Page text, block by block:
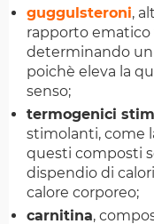
guggulsteroni,
rapporto ematico
determinando
poichè eleva la
senso;
termogenici
stimolanti, come
questi composti
dispendio di
calore corporeo;
carnitina,